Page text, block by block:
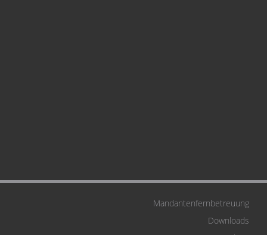
Mandantenfernbetreuung
Downloads